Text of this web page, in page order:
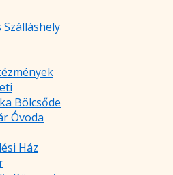
Bölcsőde
Óvoda
Ház